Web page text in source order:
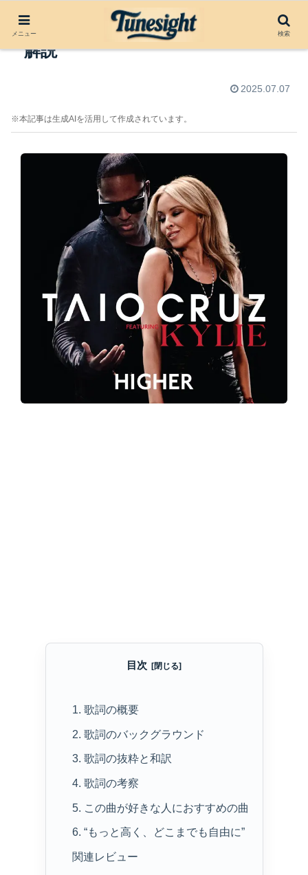
Higher by Taio Cruz（2010）楽曲
解説
2025.07.07
※本記事は生成AIを活用して作成されています。
目次
1. 歌詞の概要
2. 歌詞のバックグラウンド
3. 歌詞の抜粋と和訳
4. 歌詞の考察
5. この曲が好きな人におすすめの曲
6. “もっと高く、どこまでも自由に”
関連レビュー
メニュー 検索